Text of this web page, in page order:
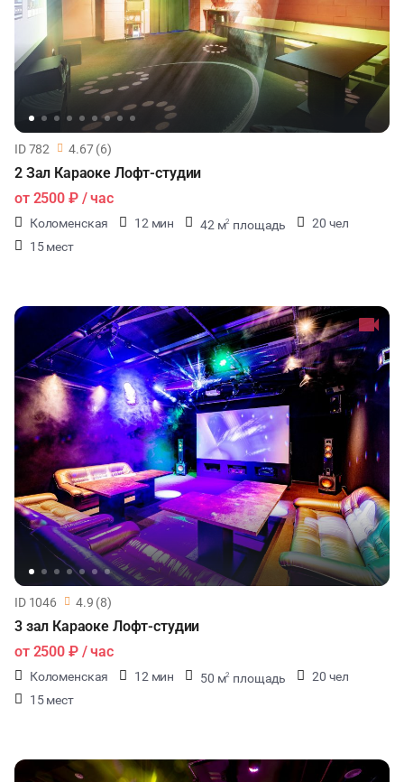
ID 782 4.67 (6)
2 Зал Караоке Лофт-студии
от 2500 ₽/ час
Коломенская 12 мин 42 м2 площадь
20 чел
15 мест
ID 1046 4.9 (8)
3 зал Караоке Лофт-студии
от 2500 ₽/ час
Коломенская 12 мин 50 м2 площадь
20 чел
15 мест